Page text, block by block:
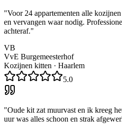
"Voor 24 appartementen alle
en vervangen waar nodig.
achteraf."
VB
VvE Burgemeesterhof
Kozijnen kitten · Haarlem
5.0
"Oude kit zat muurvast en ik kreeg
uur was alles schoon en strak